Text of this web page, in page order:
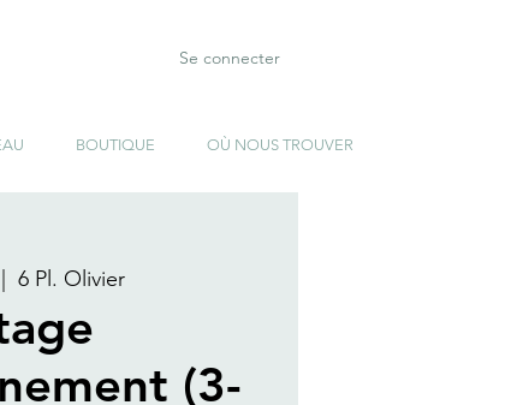
Se connecter
BOUTIQUE OÙ NOUS TROUVER
6 Pl. Olivier
(3-